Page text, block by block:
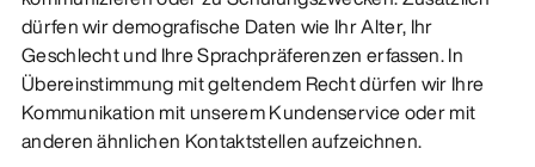
dürfen wir demografische Daten wie Ihr Alter, Ihr
Geschlecht und Ihre Sprachpräferenzen erfassen. In
Übereinstimmung mit geltendem Recht dürfen wir Ihre
Kommunikation mit unserem Kundenservice oder mit
anderen ähnlichen Kontaktstellen aufzeichnen.